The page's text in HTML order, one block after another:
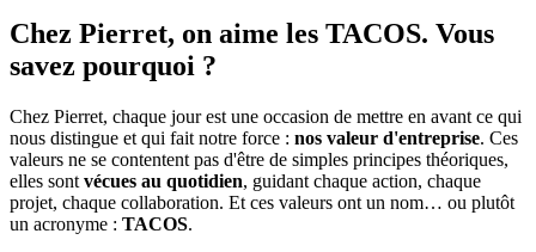
Chez Pierret, on aime les TACOS. Vous
savez pourquoi ?
Chez Pierret, chaque jour est une occasion de mettre en avant ce qui
nous distingue et qui fait notre force : nos valeur d'entreprise. Ces
valeurs ne se contentent pas d'être de simples principes théoriques,
elles sont vécues au quotidien, guidant chaque action, chaque
projet, chaque collaboration. Et ces valeurs ont un nom… ou plutôt
un acronyme : TACOS.